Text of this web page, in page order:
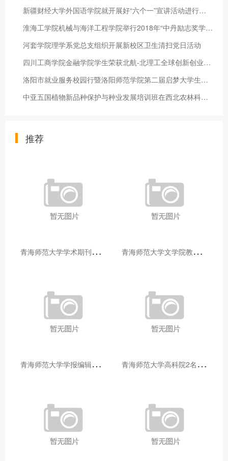
新疆财经大学外国语学院就开展好“六个一”宣讲活动进行动员部署
淮海工学院机械与海洋工程学院举行2018年“中丹励志奖学金”颁奖
河套学院理学系党总支组织开展新校区卫生清扫党日活动
四川工商学院金融学院学生荣获北航-北理工全球创新创业大赛成都
洛阳市就业服务校园行暨洛阳师范学院第二届启梦大学生职业生涯规
中亚五国植物新品种保护与种业发展培训班在西北农林科技大学举办
推荐
青
海师范大学学术期刊两个专栏入选2025年青海省期刊重点专栏 青
海师范大学文学院教师赴山东省相关高校和学术机构交流学习
青
海师范大学学报编辑部赴大通县城关镇上毛佰胜村开展帮扶慰问活动 青
海师范大学高科院2名专家当选中国科学院院士